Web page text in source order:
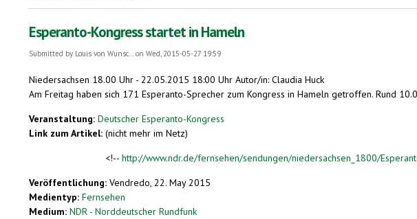
Esperanto-Kongress startet in Hameln
Submitted by Louis von Wunsc...on Wed, 2015-05-27 19:59
Niedersachsen 18.00 Uhr - 22.05.2015 18:00 Uhr Autor/in: Claudia Huck
Am Freitag haben sich 171 Esperanto-Sprecher zum Kongress in Hameln getroffen. Rund
Veranstaltung: Deutscher Esperanto-Kongress
Link zum Artikel: (nicht mehr im Netz)
<!-- http://www.ndr.de/fernsehen/sendungen/niedersachsen_1800/
Veröffentlichung: Vendredo, 22. May 2015
Medientyp: Fernsehen
Medium: NDR - Norddeutscher Rundfunk